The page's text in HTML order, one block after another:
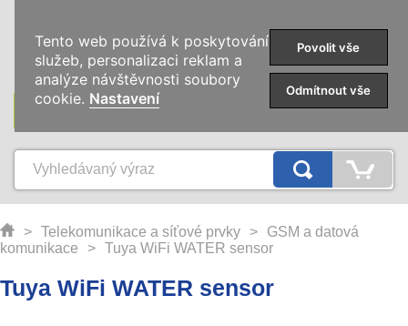
KATEGORIE
> Telekomunikace a síťové prvky >
GSM a datová
komunikace
> Tuya WiFi WATER sensor
Tuya WiFi WATER sensor
Tento web používá k poskytování
služeb, personalizaci reklam a
analýze návštěvnosti soubory
cookie. Nastavení
Povolit vše
Odmítnout vše